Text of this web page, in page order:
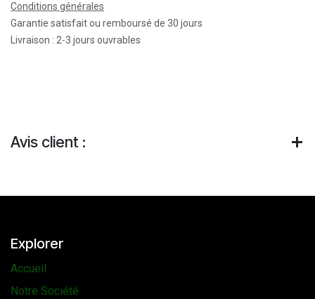
Conditions générales
Garantie satisfait ou remboursé de 30 jours
Livraison : 2-3 jours ouvrables
Avis client :
Explorer
Accueil
Notre Société